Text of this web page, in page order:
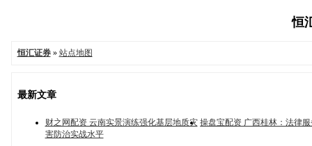
恒
恒汇证券» 站点地图
最新文章
财之网配资 云南实景演练强化基层地质灾
害防治实战水平
操盘宝配资 广西桂林：法律